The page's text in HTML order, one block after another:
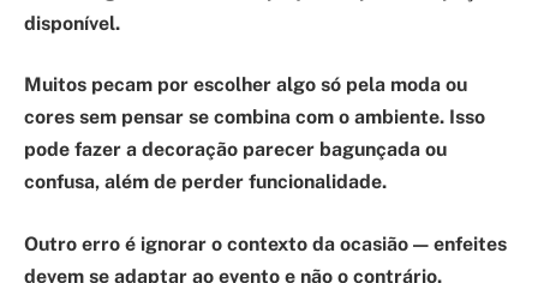
disponível.
Muitos pecam por escolher algo só pela moda ou
cores sem pensar se combina com o ambiente. Isso
pode fazer a decoração parecer bagunçada ou
confusa, além de perder funcionalidade.
Outro erro é ignorar o contexto da ocasião — enfeites
devem se adaptar ao evento e não o contrário.